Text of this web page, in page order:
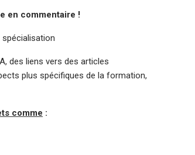
en commentaire !
spécialisation
des liens vers des articles
plus spécifiques de la formation,
comme :